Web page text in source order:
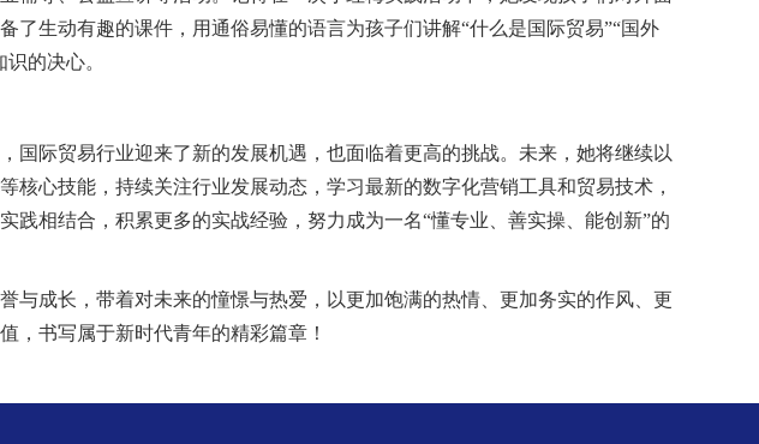
了生动有趣的课件，用通俗易懂的语言为孩子们讲解“什么是国际贸易”“国外
的决心。
际贸易行业迎来了新的发展机遇，也面临着更高的挑战。未来， 她将继续以
心技能，持续关注行业发展动态，学习最新的数字化营销工具和贸易技术，
践相结合，积累更多的实战经验，努力成为一名“懂专业、善实操、能创新”的
与成长，带着对未来的憧憬与热爱，以更加饱满的热情、更加务实的作风、更
，书写属于新时代青年的精彩篇章！